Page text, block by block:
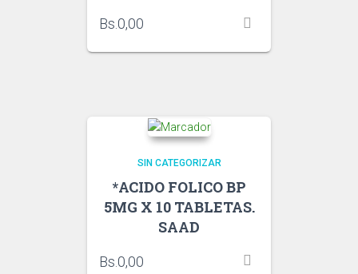
Bs.0,00
SIN CATEGORIZAR
*ACIDO FOLICO BP
5MG X 10 TABLETAS.
SAAD
Bs. 0,00